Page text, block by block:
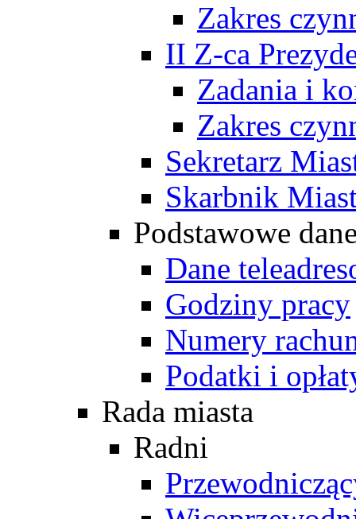
Zakres
II Z-ca
Zadania i
Zakres
Sekretarz
Skarbnik
Podstawowe
Dane
Godziny pracy
Numery
Podatki i
Rada miasta
Radni